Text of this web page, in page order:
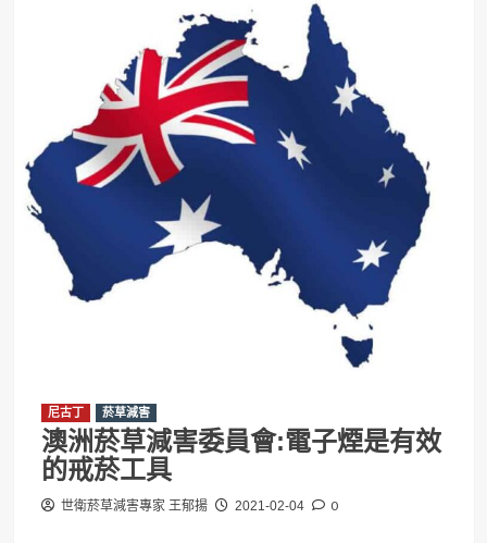
尼古丁 菸草減害
澳洲菸草減害委員會:電子煙是有效
的戒菸工具
世衛菸草減害專家 王郁揚 2021-02-04 0